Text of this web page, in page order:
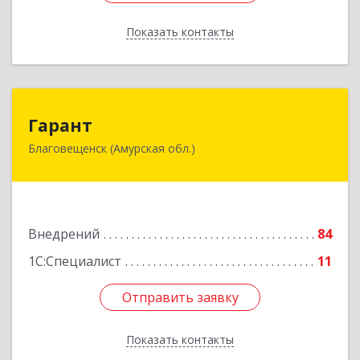
Показать контакты
Назад
Гарант
Благовещенск (Амурская обл.)
Внедрений
84
1С:Специалист
11
Отправить заявку
Показать контакты
675000, Амурская обл, Благовещенск г, Ленина
Отправить заявку
Назад